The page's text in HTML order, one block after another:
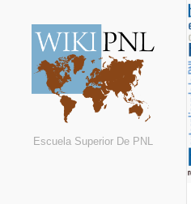
Escuela Superior De PNL